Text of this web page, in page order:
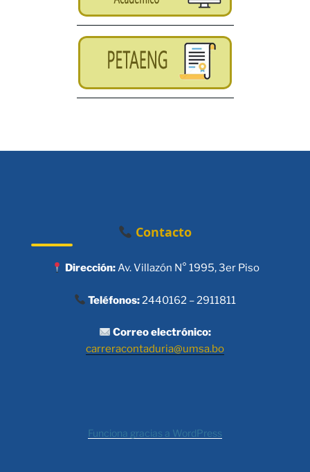
Contacto
Dirección:Av. Villazón N° 1995, 3er Piso
Teléfonos:2440162 – 2911811
Correo electrónico:
carreracontaduria@umsa.bo
Funciona gracias a WordPress